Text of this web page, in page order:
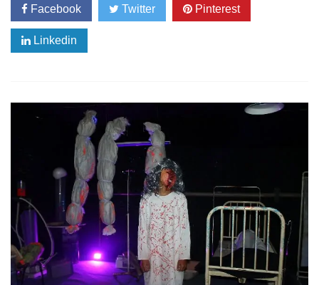
Facebook Twitter Pinterest
Linkedin